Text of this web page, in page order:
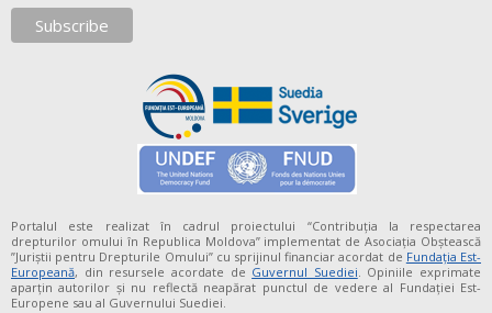
Portalul este realizat în cadrul proiectului “Contribuția la respectarea
drepturilor omului în Republica Moldova” implementat de Asociația Obștească
”Juriștii pentru Drepturile Omului” cu sprijinul financiar acordat de Fundaţia Est-
Europeană, din resursele acordate de Guvernul Suediei. Opiniile exprimate
aparţin autorilor şi nu reflectă neapărat punctul de vedere al Fundației Est-
Europene sau al Guvernului Suediei.